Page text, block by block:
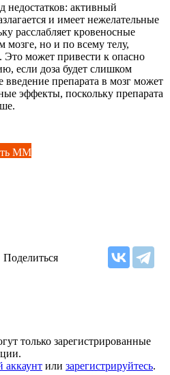
недостатков: активный
и имеет нежелательные
расслабляет кровеносные
мозге, но и по всему телу,
может привести к опасно
если доза будет слишком
препарата в мозг может
эффекты, поскольку препарата
ММ
Поделиться
только зарегистрированные
аккаунт или зарегистрируйтесь.